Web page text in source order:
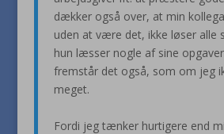
dækker også over, at min
uden at være det, ikke løser alle
hun læsser nogle af sine
fremstår det også, som om jeg
meget.
Fordi jeg tænker hurtigere end